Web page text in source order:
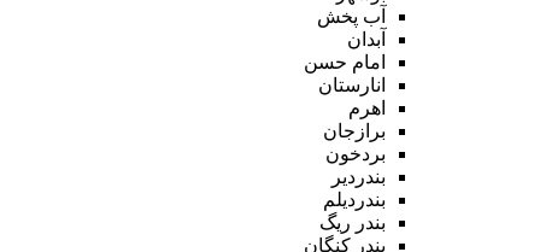
آب پخش
آبدان
امام حسن
انارستان
اهرم
برازجان
بردخون
بندردیر
بندردیلم
بندر ریگ
بندر کنگان